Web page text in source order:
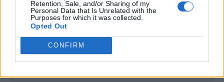
Retention, Sale, and/or Sharing of my
Personal Data that Is Unrelated with the
Purposes for which it was collected.
Opted Out
CONFIRM